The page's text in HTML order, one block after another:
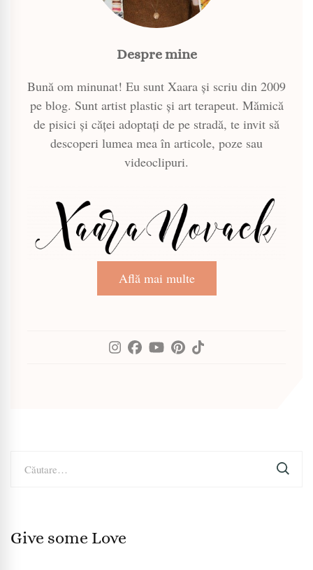
Despre mine
Bună om minunat! Eu sunt Xaara și scriu din 2009
pe blog. Sunt artist plastic și art terapeut. Mămică
de pisici și căței adoptați de pe stradă, te invit să
descoperi lumea mea în articole, poze sau
videoclipuri.
Află mai multe
după:
Give some Love